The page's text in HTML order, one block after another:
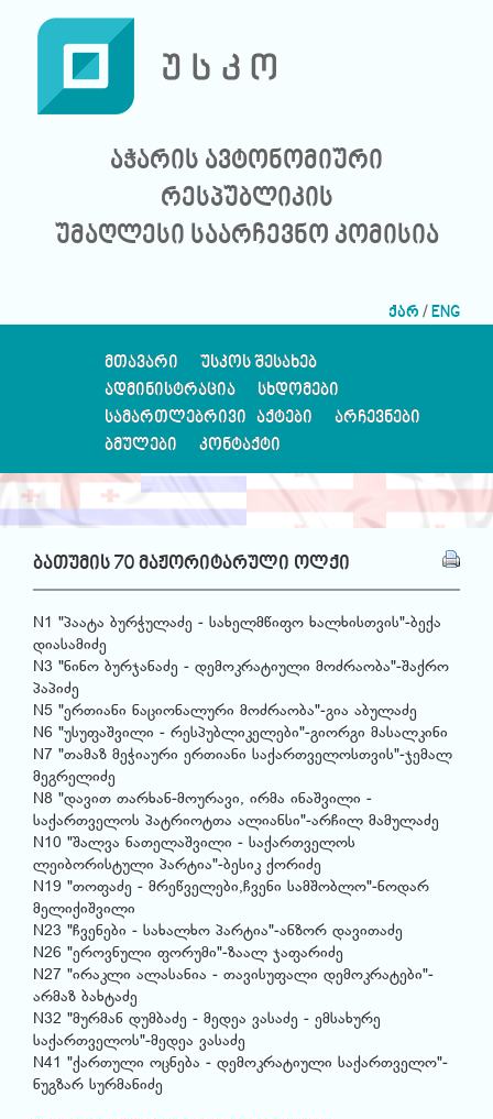
აჭარის ავტონომიური
რესპუბლიკის
უმაღლესი საარჩევნო კომისია
ქარ /ENG
ᲛᲗᲐᲕᲐᲠᲘ
ᲣᲡᲙᲝᲡ ᲨᲔᲡᲐᲮᲔᲑ
ᲐᲓᲛᲘᲜᲘᲡᲢᲠᲐᲪᲘᲐ
ᲡᲮᲓᲝᲛᲔᲑᲘ
ᲡᲐᲛᲐᲠᲗᲚᲔᲑᲠᲘᲕᲘ ᲐᲥᲢᲔᲑᲘ
ᲐᲠᲩᲔᲕᲜᲔᲑᲘ
ᲑᲛᲣᲚᲔᲑᲘ
ᲙᲝᲜᲢᲐᲥᲢᲘ
ბათუმის 70 მაჟორიტარული ოლქი
N1 "პაატა ბურჭულაძე - სახელმწიფო ხალხისთვის"-ბექა
დიასამიძე
N3 "ნინო ბურჯანაძე - დემოკრატიული მოძრაობა"-შაქრო
პაპიძე
N5 "ერთიანი ნაციონალური მოძრაობა"-გია აბულაძე
N6 "უსუფაშვილი - რესპუბლიკელები"-გიორგი მასალკინი
N7 "თამაზ მეჭიაური ერთიანი საქართველოსთვის"-ჯემალ
მეგრელიძე
N8 "დავით თარხან-მოურავი, ირმა ინაშვილი -
საქართველოს პატრიოტთა ალიანსი"-არჩილ მამულაძე
N10 "შალვა ნათელაშვილი - საქართველოს
ლეიბორისტული პარტია"-ბესიკ ქორიძე
N19 "თოფაძე - მრეწველები,ჩვენი სამშობლო"-ნოდარ
მელიქიშვილი
N23 "ჩვენები - სახალხო პარტია"-ანზორ დავითაძე
N26 "ეროვნული ფორუმი"-ზაალ ჯაფარიძე
N27 "ირაკლი ალასანია - თავისუფალი დემოკრატები"-
არმაზ ბახტაძე
N32 "მურმან დუმბაძე - მედეა ვასაძე - ემსახურე
საქართველოს"-მედეა ვასაძე
N41 "ქართული ოცნება - დემოკრატიული საქართველო"-
ნუგზარ სურმანიძე